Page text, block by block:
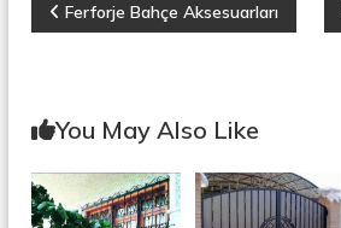
Y
z
ı
Ferforje Bahçe Aksesuarları
You May Also Like